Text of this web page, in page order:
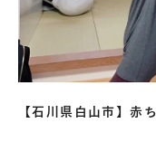
【石川県白山市】赤